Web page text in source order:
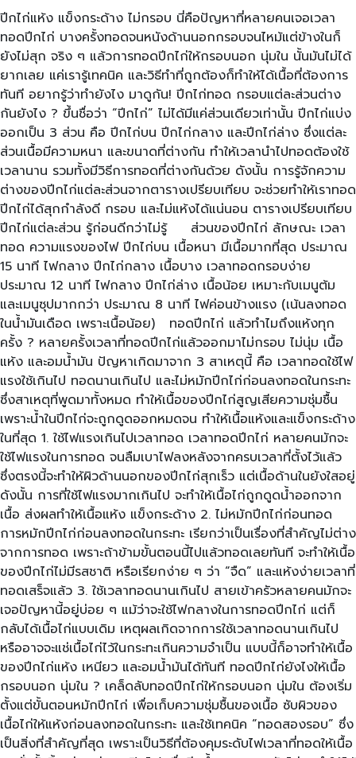
ปีกไก่แห้ง แข็งกระด้าง ไม่กรอบ นี่คือปัญหาที่หลายคนเจอเวลา
ทอดปีกไก่ บางครั้งทอดจนหนังด้านนอกกรอบจนไหม้แต่ข้างในก็
ยังไม่สุก จริง ๆ แล้วการทอดปีกไก่ให้กรอบนอก นุ่มใน นั้นมันไม่ได้
ยากเลย แค่เรารู้เทคนิค และวิธีทำที่ถูกต้องก็ทำให้ได้เนื้อที่ต้องการ
ทันที อยากรู้ว่าทำยังไง มาดูกัน! ปีกไก่ทอด กรอบแต่ละส่วนต่าง
กันยังไง ? ขึ้นชื่อว่า “ปีกไก่” ไม่ได้มีแค่ส่วนเดียวเท่านั้น ปีกไก่แบ่ง
ออกเป็น 3 ส่วน คือ ปีกไก่บน ปีกไก่กลาง และปีกไก่ล่าง ซึ่งแต่ละ
ส่วนเนื้อมีความหนา และขนาดที่ต่างกัน ทำให้เวลานำไปทอดต้องใช้
เวลานาน รวมทั้งมีวิธีการทอดที่ต่างกันด้วย ดังนั้น การรู้จักความ
ต่างของปีกไก่แต่ละส่วนจากตารางเปรียบเทียบ จะช่วยทำให้เราทอด
ปีกไก่ได้สุกกำลังดี กรอบ และไม่แห้งได้แน่นอน ตารางเปรียบเทียบ
ปีกไก่แต่ละส่วน รู้ก่อนดีกว่าไม่รู้ ส่วนของปีกไก่ ลักษณะ เวลา
ทอด ความแรงของไฟ ปีกไก่บน เนื้อหนา มีเนื้อมากที่สุด ประมาณ
15 นาที ไฟกลาง ปีกไก่กลาง เนื้อบาง เวลาทอดกรอบง่าย
ประมาณ 12 นาที ไฟกลาง ปีกไก่ล่าง เนื้อน้อย เหมาะกับเมนูต้ม
และเมนูซุปมากกว่า ประมาณ 8 นาที ไฟค่อนข้างแรง (เน้นลงทอด
ในน้ำมันเดือด เพราะเนื้อน้อย) ทอดปีกไก่ แล้วทำไมถึงแห้งทุก
ครั้ง ? หลายครั้งเวลาที่ทอดปีกไก่แล้วออกมาไม่กรอบ ไม่นุ่ม เนื้อ
แห้ง และอมน้ำมัน ปัญหาเกิดมาจาก 3 สาเหตุนี้ คือ เวลาทอดใช้ไฟ
แรงใช้เกินไป ทอดนานเกินไป และไม่หมักปีกไก่ก่อนลงทอดในกระทะ
ซึ่งสาเหตุที่พูดมาทั้งหมด ทำให้เนื้อของปีกไก่สูญเสียความชุ่มชื้น
เพราะน้ำในปีกไก่จะถูกดูดออกหมดจน ทำให้เนื้อแห้งและแข็งกระด้าง
ในที่สุด 1. ใช้ไฟแรงเกินไปเวลาทอด เวลาทอดปีกไก่ หลายคนมักจะ
ใช้ไฟแรงในการทอด จนลืมเบาไฟลงหลังจากครบเวลาที่ตั้งไว้แล้ว
ซึ่งตรงนี้จะทำให้ผิวด้านนอกของปีกไก่สุกเร็ว แต่เนื้อด้านในยังใสอยู่
ดังนั้น การที่ใช้ไฟแรงมากเกินไป จะทำให้เนื้อไก่ถูกดูดน้ำออกจาก
เนื้อ ส่งผลทำให้เนื้อแห้ง แข็งกระด้าง 2. ไม่หมักปีกไก่ก่อนทอด
การหมักปีกไก่ก่อนลงทอดในกระทะ เรียกว่าเป็นเรื่องที่สำคัญไม่ต่าง
จากการทอด เพราะถ้าข้ามขั้นตอนนี้ไปแล้วทอดเลยทันที จะทำให้เนื้อ
ของปีกไก่ไม่มีรสชาติ หรือเรียกง่าย ๆ ว่า “จืด” และแห้งง่ายเวลาที่
ทอดเสร็จแล้ว 3. ใช้เวลาทอดนานเกินไป สายเข้าครัวหลายคนมักจะ
เจอปัญหานี้อยู่บ่อย ๆ แม้ว่าจะใช้ไฟกลางในการทอดปีกไก่ แต่ก็
กลับได้เนื้อไก่แบบเดิม เหตุผลเกิดจากการใช้เวลาทอดนานเกินไป
หรืออาจจะแช่เนื้อไก่ไว้ในกระทะเกินความจำเป็น แบบนี้ก็อาจทำให้เนื้อ
ของปีกไก่แห้ง เหนียว และอมน้ำมันได้ทันที ทอดปีกไก่ยังไงให้เนื้อ
กรอบนอก นุ่มใน ? เคล็ดลับทอดปีกไก่ให้กรอบนอก นุ่มใน ต้องเริ่ม
ตั้งแต่ขั้นตอนหมักปีกไก่ เพื่อเก็บความชุ่มชื้นของเนื้อ ซับผิวของ
เนื้อไก่ให้แห้งก่อนลงทอดในกระทะ และใช้เทคนิค “ทอดสองรอบ” ซึ่ง
เป็นสิ่งที่สำคัญที่สุด เพราะเป็นวิธีที่ต้องคุมระดับไฟเวลาที่ทอดให้เนื้อ